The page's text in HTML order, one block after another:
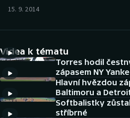
Cyklistika
DALŠÍ SPORTY
Americký fotbal
NEPŘEHLÉDNĚTE
15. 9. 2014
Videa k tématu
Torres hodil
zápasem NY
Hlavní hvězdou
Baltimoru a
Softbalistky
stříbrné